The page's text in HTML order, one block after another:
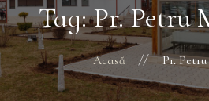
Tag: Pr. Petru
Acasă Pr.